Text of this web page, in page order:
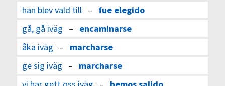
han blev vald till – fue elegido
gå, gå iväg – encaminarse
åka iväg – marcharse
ge sig iväg – marcharse